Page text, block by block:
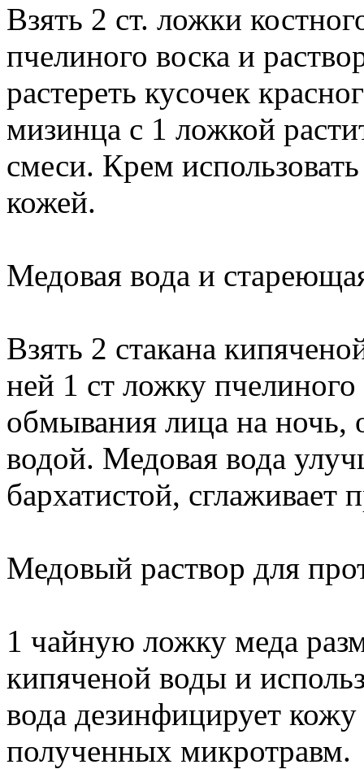
Взять 2 ст. ложки
пчелиного воска и
растереть кусочек
мизинца с 1 ложкой
смеси. Крем
кожей.
Медовая вода и
Взять 2 стакана
ней 1 ст ложку
обмывания лица на ночь,
водой. Медовая вода
бархатистой,
Медовый раствор для
1 чайную ложку меда
кипяченой воды и
вода дезинфицирует
полученных микротравм.